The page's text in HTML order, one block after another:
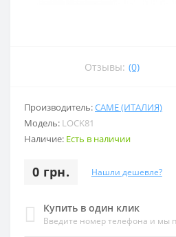
Отзывы: (0)
Производитель:CAME (ИТАЛИЯ)
Модель: LOCK81
Наличие: Есть в наличии
0 грн. Нашли дешевле?
Купить в один клик
Введите номер телефона и мы